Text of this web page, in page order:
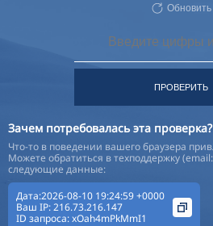
Обновить
ПРОВЕРИТЬ
Зачем потребовалась эта проверка?
Что-то в поведении вашего браузера
Можете обратиться в техподдержку (email:
следующие данные:
Дата:2026-08-10 19:24:59 +0000
Ваш IP:216.73.216.147
ID запроса:xOah4mPkMmI1